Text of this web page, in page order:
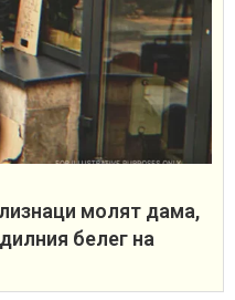
молят дама,
белег на